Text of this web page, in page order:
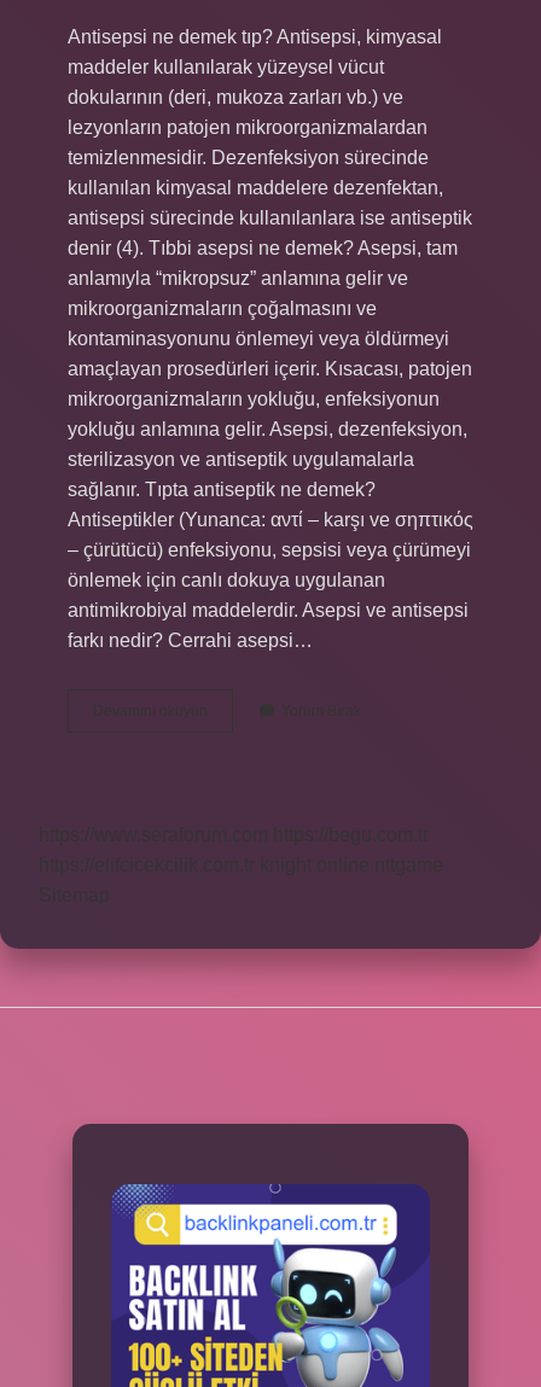
Antisepsi ne demek tıp? Antisepsi, kimyasal
maddeler kullanılarak yüzeysel vücut
dokularının (deri, mukoza zarları vb.) ve
lezyonların patojen mikroorganizmalardan
temizlenmesidir. Dezenfeksiyon sürecinde
kullanılan kimyasal maddelere dezenfektan,
antisepsi sürecinde kullanılanlara ise antiseptik
denir (4). Tıbbi asepsi ne demek? Asepsi, tam
anlamıyla “mikropsuz” anlamına gelir ve
mikroorganizmaların çoğalmasını ve
kontaminasyonunu önlemeyi veya öldürmeyi
amaçlayan prosedürleri içerir. Kısacası, patojen
mikroorganizmaların yokluğu, enfeksiyonun
yokluğu anlamına gelir. Asepsi, dezenfeksiyon,
sterilizasyon ve antiseptik uygulamalarla
sağlanır. Tıpta antiseptik ne demek?
Antiseptikler (Yunanca: αντί – karşı ve σηπτικός
– çürütücü) enfeksiyonu, sepsisi veya çürümeyi
önlemek için canlı dokuya uygulanan
antimikrobiyal maddelerdir. Asepsi ve antisepsi
farkı nedir? Cerrahi asepsi…
Devamını okuyun
Antisepsi
Yorum Bırak
https://www.seraforum.com
https://begu.com.tr
https://elifcicekcilik.com.tr
knight online
nttgame
Sitemap